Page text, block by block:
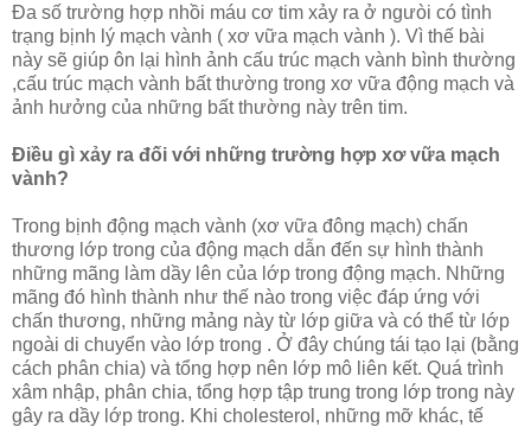
Ða số trường hợp nhồi máu cơ tim xảy ra ở ngưòi có tình
trạng bịnh lý mạch vành ( xơ vữa mạch vành ). Vì thế bài
này sẽ giúp ôn lại hình ảnh cấu trúc mạch vành bình thường
,cấu trúc mạch vành bất thường trong xơ vữa động mạch và
ảnh hưởng của những bất thường này trên tim.
Ðiều gì xảy ra đối với những trường hợp xơ vữa mạch
vành?
Trong bịnh động mạch vành (xơ vữa đông mạch) chấn
thương lớp trong của động mạch dẫn đến sự hình thành
những mãng làm dầy lên của lớp trong động mạch. Những
mãng đó hình thành như thế nào trong việc đáp ứng với
chấn thương, những mảng này từ lớp giữa và có thể từ lớp
ngoài di chuyển vào lớp trong . Ở đây chúng tái tạo lại (bằng
cách phân chia) và tổng hợp nên lớp mô liên kết. Quá trình
xâm nhập, phân chia, tổng hợp tập trung trong lớp trong này
gây ra dầy lớp trong. Khi cholesterol, những mỡ khác, tế